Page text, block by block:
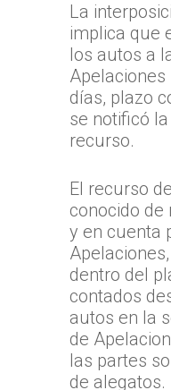
La
implica que
los autos a
días, plazo
se notificó
recurso.
El recurso
conocido de
y en cuenta
dentro del
contados
autos en la
de
las partes
de alegatos.